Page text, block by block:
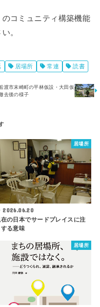
コミュニティ構築機能
。
居場所 常連 読書
渡市末崎町の平林仮設・大田仮
去後の様子
居場所
2026.06.20
の日本でサードプレイスに注
する意味
居場所